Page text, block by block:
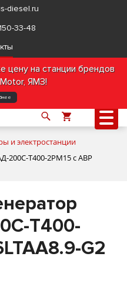
diesel.ru
33-48
цену на станции брендов
ЯМЗ!
и электростанции
200С-Т400-2РМ15 с АВР
Т400-
G2